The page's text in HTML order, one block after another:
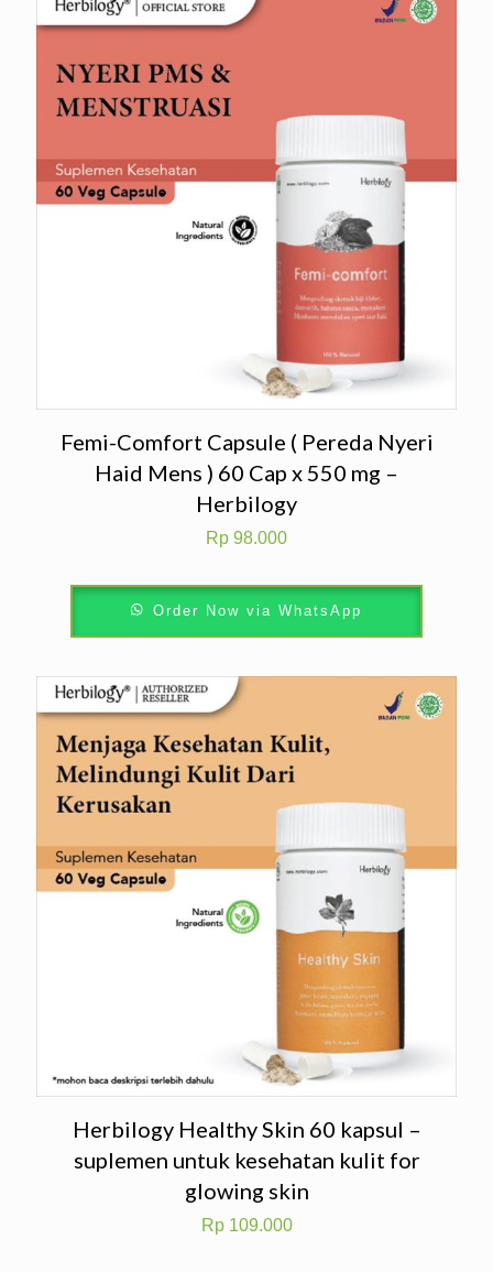
Femi-Comfort Capsule ( Pereda Nyeri
Haid Mens ) 60 Cap x 550 mg –
Herbilogy
Rp 98.000
Order Now via WhatsApp
Herbilogy Healthy Skin 60 kapsul –
suplemen untuk kesehatan kulit for
glowing skin
Rp109.000